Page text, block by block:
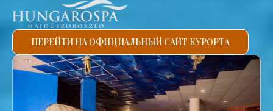
ПЕРЕЙТИ НА ОФИЦИАЛЬНЫЙ САЙТ КУРОРТА